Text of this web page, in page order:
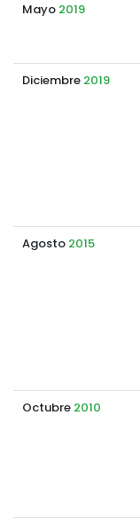
Mayo 2019
Diciembre 2019
Agosto 2015
Octubre 2010